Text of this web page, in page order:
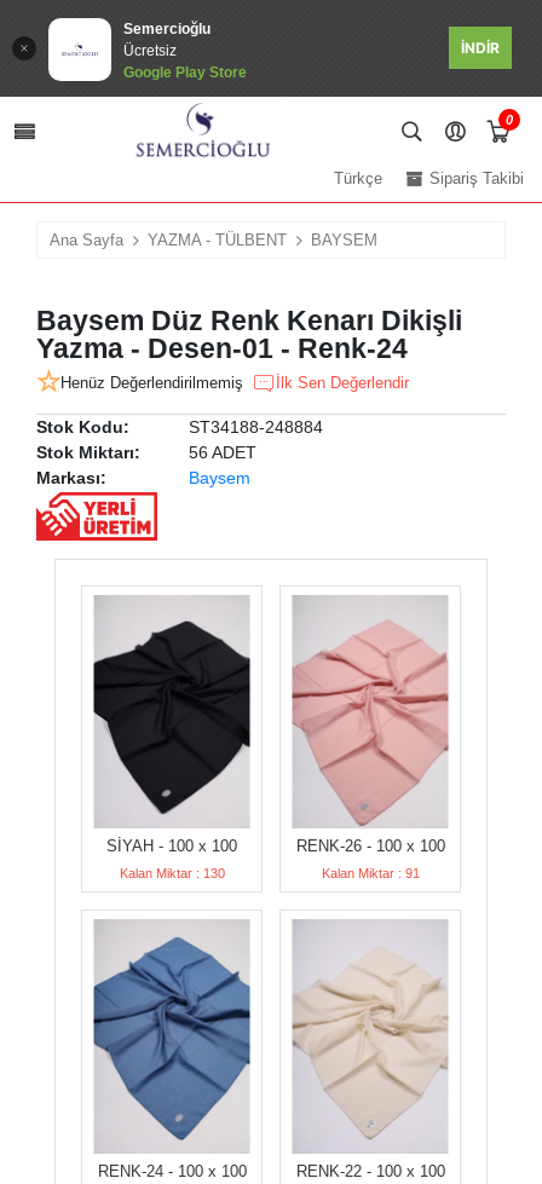
Semercioğlu
Ücretsiz
Google Play Store
İNDİR
0
Sipariş Takibi
Türkçe
Ana Sayfa YAZMA - TÜLBENT BAYSEM
Baysem Düz Renk Kenarı Dikişli
Yazma - Desen-01 - Renk-24
Henüz Değerlendirilmemiş İlk Sen Değerlendir
Stok Kodu:
ST34188-248884
Stok Miktarı:
56 ADET
Markası:
Baysem
SİYAH - 100 x 100
Kalan Miktar : 130
RENK-26 - 100 x 100
Kalan Miktar : 91
RENK-24 - 100 x 100 RENK-22 - 100 x 100